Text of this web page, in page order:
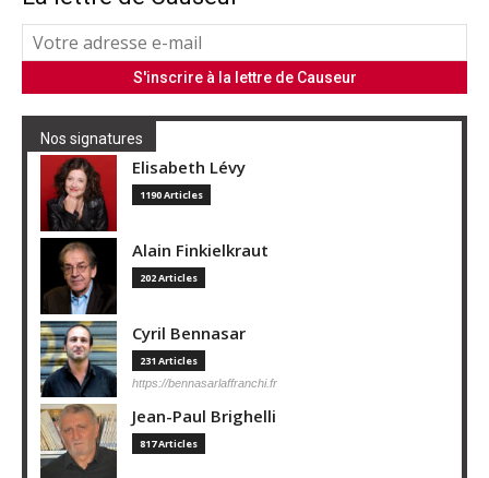
Nos signatures
Elisabeth Lévy
1190 Articles
Alain Finkielkraut
202 Articles
Cyril Bennasar
231 Articles
https://bennasarlaffranchi.fr
Jean-Paul Brighelli
817 Articles